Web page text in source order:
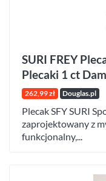
SURI FREY
Plecaki 1 ct
262,99 zł Douglas.pl
Plecak SFY SURI
zaprojektowany z
funkcjonalny,...